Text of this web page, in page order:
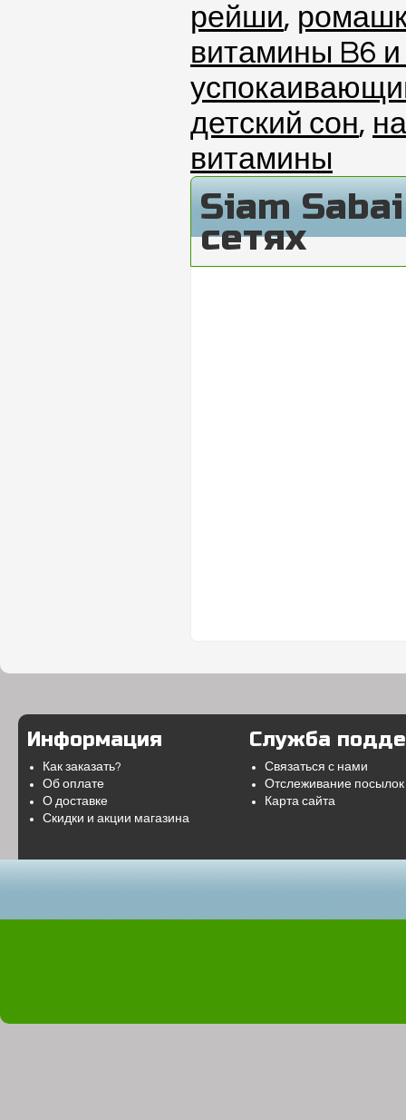
рейши,
витамины B6
детский сон,
витамины
Siam
сетях
Информация
Как заказать?
Об оплате
О доставке
Скидки и акции магазина
Служба
Связаться с нами
Отслеживание посылок
Карта сайта